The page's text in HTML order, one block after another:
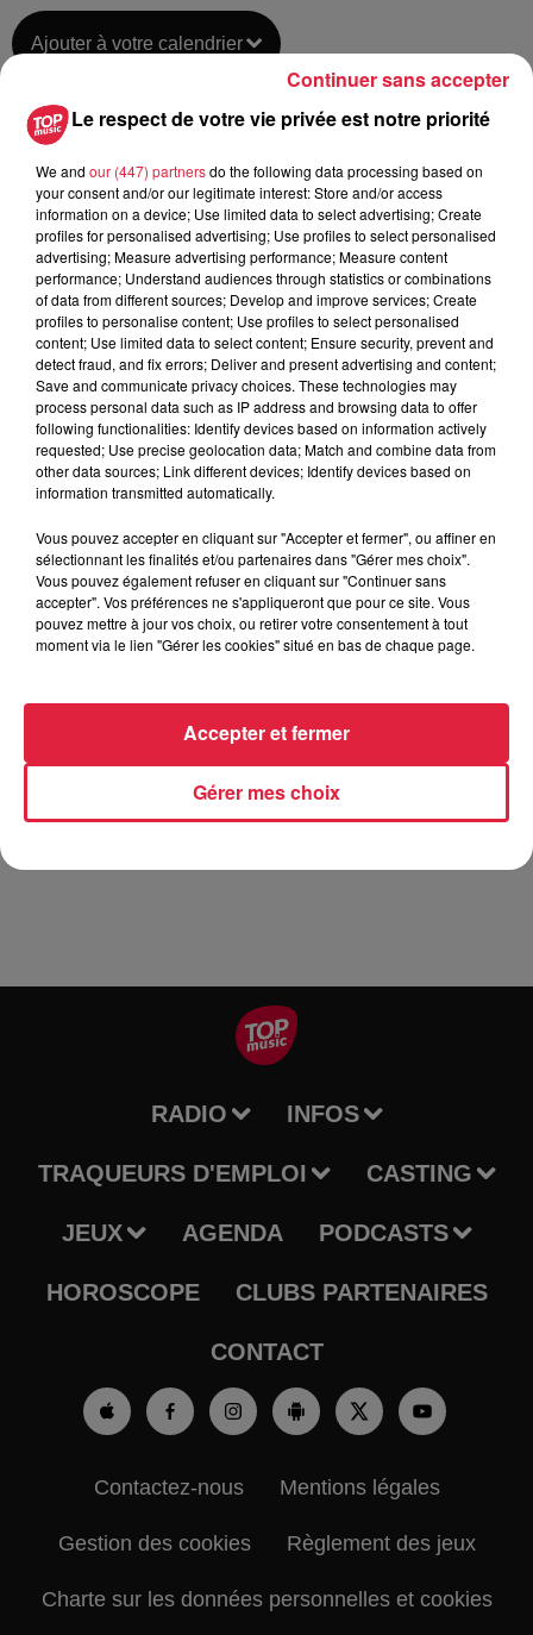
Ajouter à votre calendrier
au16 novembre 2019 à 0h00
Lieu Salle du Millénium de Haguenau
Organisateur
Line-Marie Gérold
0670976118
cie.plusquhier@gmail.com
Tarif Gratuit
pour le bien commun. De son adolescence dans les camps
de concentration à ses combats pour l'équité la compagnie
Plus qu'hier moins que demain revient en six tableaux
RADIO INFOS
TRAQUEURS D'EMPLOI CASTING
JEUX AGENDA PODCASTS
HOROSCOPE CLUBS PARTENAIRES
CONTACT
Contactez-nous Mentions légales
Gestion des cookies Règlement des jeux
Charte sur les données personnelles et cookies
Le respect de votre vie privée est notre priorité
We and our (447) partnersdo the following data processing based on
your consent and/or our legitimate interest: Store and/or access
information on a device; Use limited data to select advertising; Create
profiles for personalised advertising; Use profiles to select personalised
advertising; Measure advertising performance; Measure content
performance; Understand audiences through statistics or combinations
of data from different sources; Develop and improve services; Create
profiles to personalise content; Use profiles to select personalised
content; Use limited data to select content; Ensure security, prevent and
detect fraud, and fix errors; Deliver and present advertising and content;
Save and communicate privacy choices. These technologies may
process personal data such as IP address and browsing data to offer
following functionalities: Identify devices based on information actively
requested; Use precise geolocation data; Match and combine data from
other data sources; Link different devices; Identify devices based on
information transmitted automatically.
Vous pouvez accepter en cliquant sur "Accepter et fermer", ou affiner en
sélectionnant les finalités et/ou partenaires dans "Gérer mes choix".
Vous pouvez également refuser en cliquant sur "Continuer sans
accepter". Vos préférences ne s'appliqueront que pour ce site. Vous
pouvez mettre à jour vos choix, ou retirer votre consentement à tout
moment via le lien "Gérer les cookies" situé en bas de chaque page.
Gérer mes choix
Accepter et fermer
Continuer sans accepter